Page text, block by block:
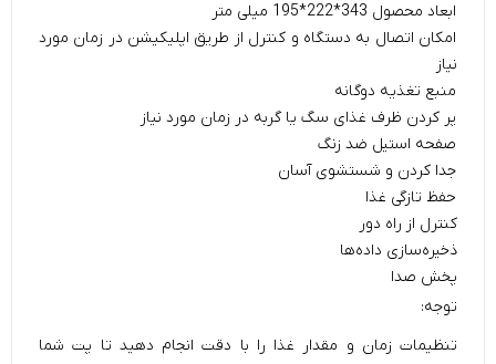
ابعاد محصول 343*222*195 میلی متر
امکان اتصال به دستگاه و کنترل از طریق اپلیکیشن در زمان مورد
نیاز
منبع تغذیه دوگانه
پر کردن ظرف غذای سگ یا گربه در زمان مورد نیاز
صفحه استیل ضد زنگ
جدا کردن و شستشوی آسان
حفظ تازگی غذا
کنترل از راه دور
ذخیره‌سازی داده‌ها
پخش صدا
توجه:
تنظیمات زمان و مقدار غذا را با دقت انجام دهید تا پت شما